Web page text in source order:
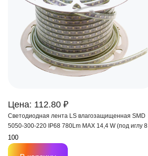
Цена: 112.80 ₽
Светодиодная лента LS влагозащищенная SMD
5050-300-220 IP68 780Lm MAX 14,4 W (под иглу 8
мм)